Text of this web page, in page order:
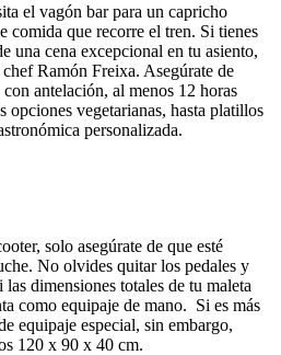
el vagón bar para un capricho
comida que recorre el tren. Si tienes
una cena excepcional en tu asiento,
Ramón Freixa. Asegúrate de
antelación, al menos 12 horas
opciones vegetarianas, hasta platillos
personalizada.
solo asegúrate de que esté
No olvides quitar los pedales y
dimensiones totales de tu maleta
como equipaje de mano. Si es más
equipaje especial, sin embargo,
120 x 90 x 40 cm.